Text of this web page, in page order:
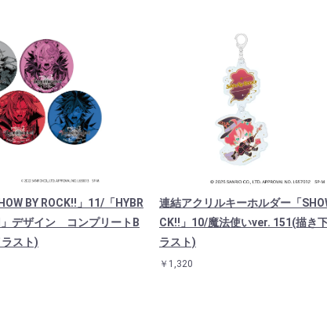
BY ROCK!!」11/「HYBR
」デザイン コンプリートB
スト)
連結アクリルキーホルダー「
CK!!」10/魔法使いver. 151(描き
ラスト)
￥1,320